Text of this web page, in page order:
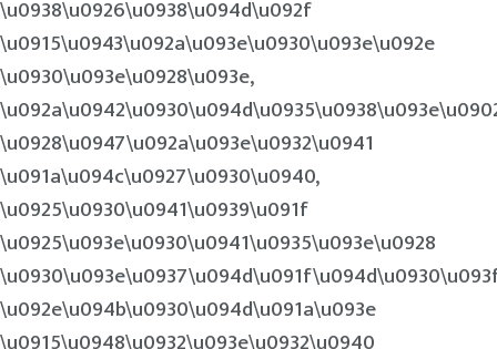
\u0938\u0926\u0938\u094d\u092f
\u0915\u0943\u092a\u093e\u0930\u093e\u092e
\u0930\u093e\u0928\u093e,
\u0928\u0947\u092a\u093e\u0932\u0941
\u091a\u094c\u0927\u0930\u0940,
\u0925\u0930\u0941\u0939\u091f
\u0925\u093e\u0930\u0941\u0935\u093e\u0928
\u092e\u094b\u0930\u094d\u091a\u093e